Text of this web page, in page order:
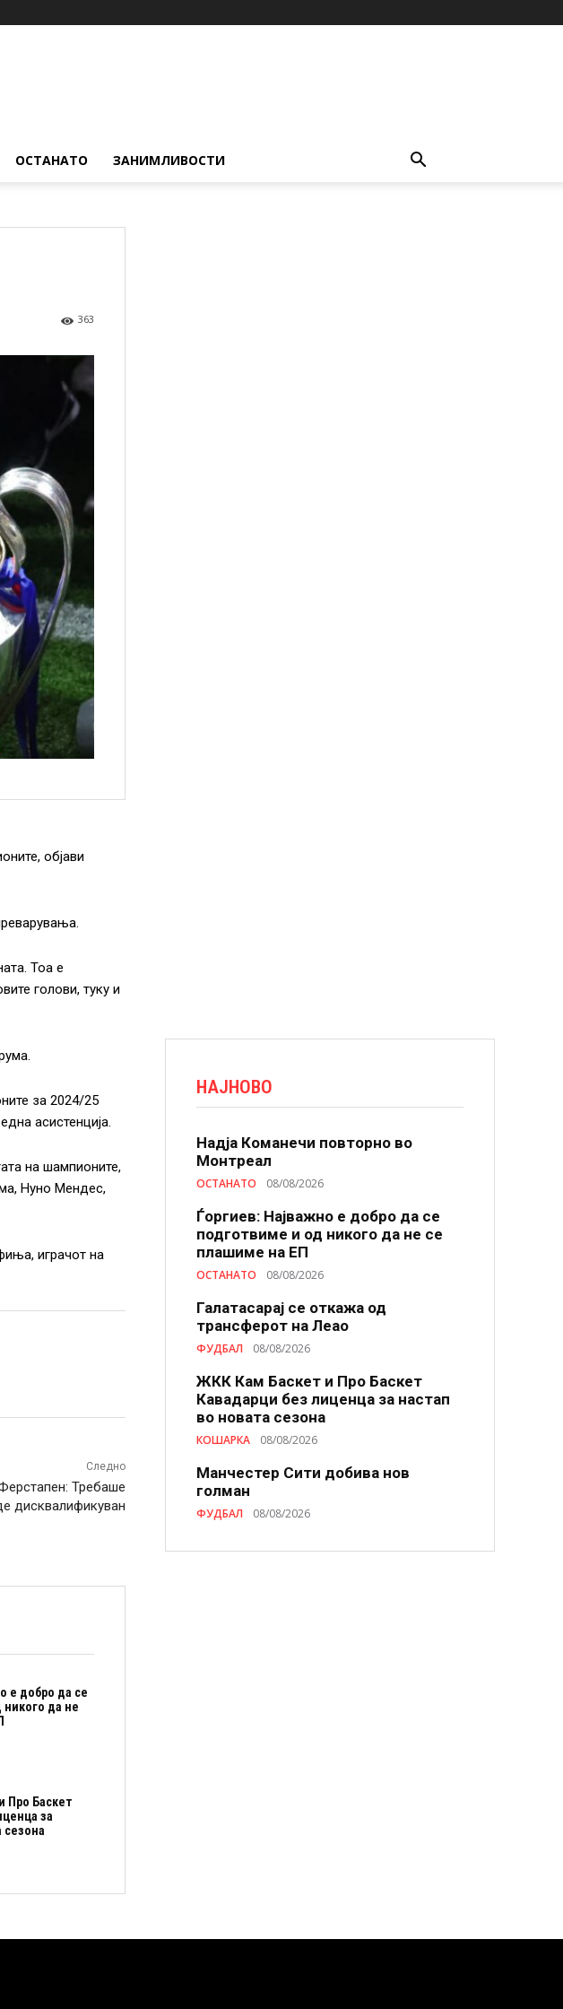
ОСТАНАТО ЗАНИМЛИВОСТИ
363
објави
Тоа е
голови, туку и
за 2024/25
асистенција.
на шампионите,
Нуно Мендес,
играчот на
Следно
Требаше
дисквалификуван
е добро да се
да не
Про Баскет
за
сезона
НАЈНОВО
Надја Команечи повторно во
Монтреал
ОСТАНАТО 08/08/2026
Ѓоргиев: Најважно е добро да се
подготвиме и од никого да не се
плашиме на ЕП
ОСТАНАТО 08/08/2026
Галатасарај се откажа од
трансферот на Леао
ФУДБАЛ 08/08/2026
ЖКК Кам Баскет и Про Баскет
Кавадарци без лиценца за настап
во новата сезона
КОШАРКА 08/08/2026
Манчестер Сити добива нов
голман
ФУДБАЛ 08/08/2026